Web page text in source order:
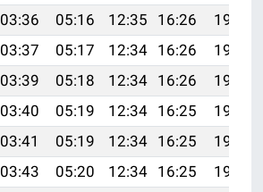
03:36 05:16 12:35 16:26
19:43
03:37 05:17 12:34 16:26
19:42
03:39 05:18 12:34 16:26
19:41
03:40 05:19 12:34 16:25
19:40
03:41 05:19 12:34 16:25
19:39
03:43 05:20 12:34 16:25
19:38